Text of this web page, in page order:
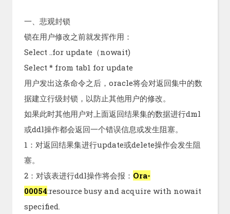
一、悲观封锁
锁在用户修改之前就发挥作用：
Select ..for update（nowait)
Select * from tab1 for update
用户发出这条命令之后，oracle将会对返回集中的数
据建立行级封锁，以防止其他用户的修改。
如果此时其他用户对上面返回结果集的数据进行dml
或ddl操作都会返回一个错误信息或发生阻塞。
1：对返回结果集进行update或delete操作会发生阻
塞。
2：对该表进行ddl操作将会报： Ora-
00054:resource busy and acquire with nowait
specified.